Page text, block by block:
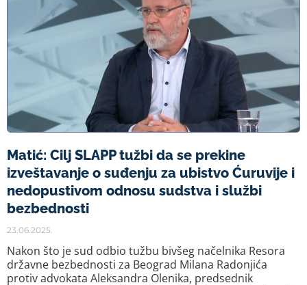
Matić: Cilj SLAPP tužbi da se prekine
izveštavanje o suđenju za ubistvo Ćuruvije i
nedopustivom odnosu sudstva i službi
bezbednosti
23.06.2025.
Nakon što je sud odbio tužbu bivšeg načelnika Resora
državne bezbednosti za Beograd Milana Radonjića
protiv advokata Aleksandra Olenika, predsednik